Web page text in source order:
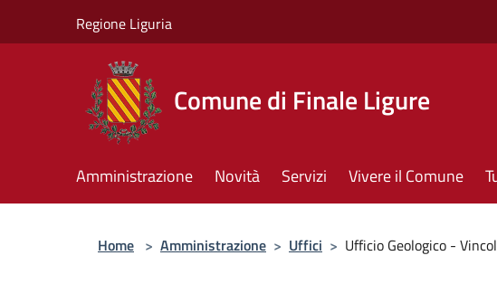
Regione Liguria
Comune di Finale Ligure
Amministrazione Novità Servizi Vivere il Comune
Home > Amministrazione > Uffici > Ufficio Geologico -